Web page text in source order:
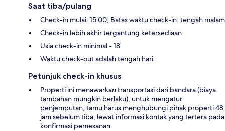
Saat tiba/pulang
Check-in mulai: 15.00; Batas waktu check-in: tengah malam
Check-in lebih akhir tergantung ketersediaan
Usia check-in minimal - 18
Waktu check-out adalah tengah hari
Petunjuk check-in khusus
Properti ini menawarkan transportasi dari bandara (biaya
tambahan mungkin berlaku); untuk mengatur
penjemputan, tamu harus menghubungi pihak properti 48
jam sebelum tiba, lewat informasi kontak yang tertera pada
konfirmasi pemesanan